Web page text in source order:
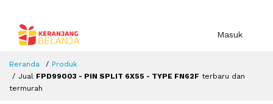
Masuk
Beranda
Produk
Jual FPD99003 - PIN SPLIT 6X55 - TYPE FN62F terbaru dan
termurah